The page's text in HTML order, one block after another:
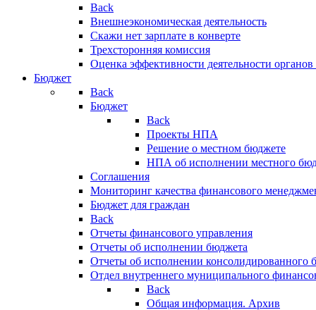
Back
Внешнеэкономическая деятельность
Скажи нет зарплате в конверте
Трехсторонняя комиссия
Оценка эффективности деятельности
Бюджет
Back
Бюджет
Back
Проекты НПА
Решение о местном бюджете
НПА об исполнении местного
Соглашения
Мониторинг качества финансового
Бюджет для граждан
Back
Отчеты финансового управления
Отчеты об исполнении бюджета
Отчеты об исполнении консолидированного
Отдел внутреннего муниципального
Back
Общая информация. Архив